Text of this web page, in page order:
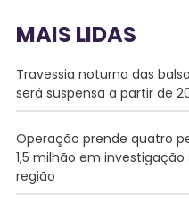
MAIS LIDAS
Travessia noturna das
será suspensa a partir de
Operação prende quatro
1,5 milhão em
região